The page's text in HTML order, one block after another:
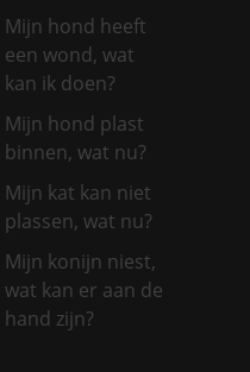
Mijn hond heeft
een wond, wat
kan ik doen?
Mijn hond plast
binnen, wat nu?
Mijn kat kan niet
plassen, wat nu?
Mijn konijn niest,
wat kan er aan de
hand zijn?